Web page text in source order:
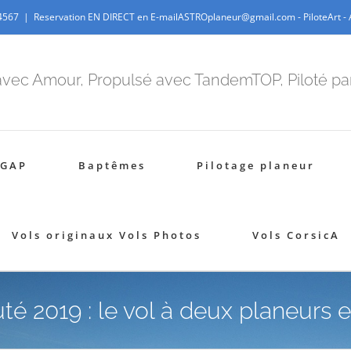
| Reservation EN DIRECT en E-mailASTROplaneur@gmail.com - PiloteArt
Amour, Propulsé avec TandemTOP, Piloté
Baptêmes Pilotage planeur
Vols originaux Vols Photos Vols CorsicA
2019 : le vol à deux planeurs